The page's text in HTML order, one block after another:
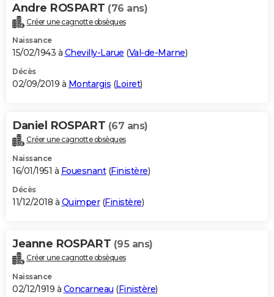
Andre ROSPART (76 ans)
Créer une cagnotte obsèques
Naissance
15/02/1943 à Chevilly-Larue (Val-de-Marne)
Décès
02/09/2019 à Montargis (Loiret)
Daniel ROSPART (67 ans)
Créer une cagnotte obsèques
Naissance
16/01/1951 à Fouesnant(Finistère)
Décès
11/12/2018 à Quimper(Finistère)
Jeanne ROSPART (95 ans)
Créer une cagnotte obsèques
Naissance
02/12/1919 à Concarneau (Finistère)